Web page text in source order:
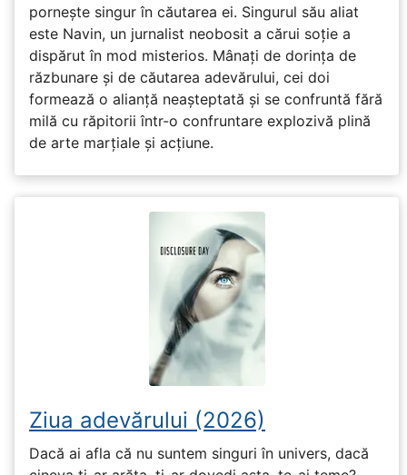
pornește singur în căutarea ei. Singurul său aliat
este Navin, un jurnalist neobosit a cărui soție a
dispărut în mod misterios. Mânați de dorința de
răzbunare și de căutarea adevărului, cei doi
formează o alianță neașteptată și se confruntă fără
milă cu răpitorii într-o confruntare explozivă plină
de arte marțiale și acțiune.
Ziua adevărului (2026)
Dacă ai afla că nu suntem singuri în univers, dacă